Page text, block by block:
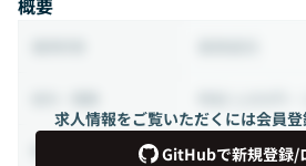
概要
求人情報をご覧いただくには会員
GitHubで新規登録/
128時間 ~ 160